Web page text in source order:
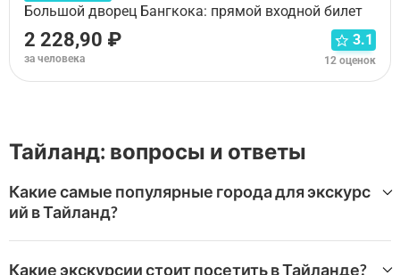
Большой дворец Бангкока: прямой входной билет
2 228,90 ₽
за человека
3.1
12 оценок
Тайланд: вопросы и ответы
Какие самые популярные города для экскурс
ий в Тайланд?
Какие экскурсии стоит посетить в Тайланде?